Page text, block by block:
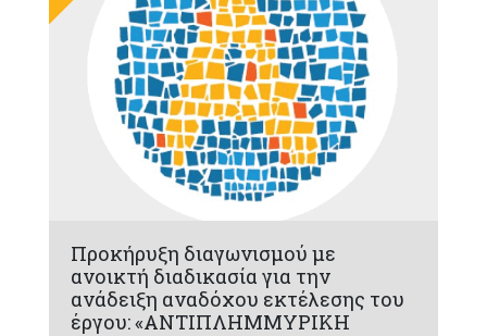
Προκήρυξη διαγωνισμού με
ανοικτή διαδικασία για την
ανάδειξη αναδόχου εκτέλεσης του
έργου: «ΑΝΤΙΠΛΗΜΜΥΡΙΚΗ